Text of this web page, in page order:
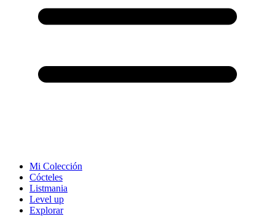
Mi Colección
Cócteles
Listmania
Level up
Explorar